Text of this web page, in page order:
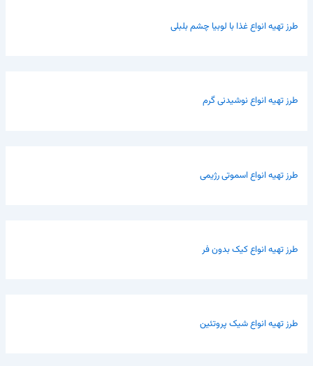
طرز تهیه انواع غذا با لوبیا چشم بلبلی
طرز تهیه انواع نوشیدنی گرم
طرز تهیه انواع اسموتی رژیمی
طرز تهیه انواع کیک بدون فر
طرز تهیه انواع شیک پروتئین